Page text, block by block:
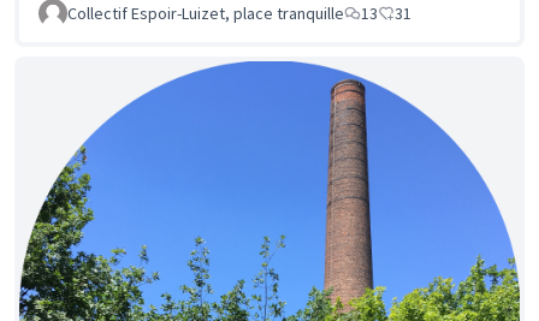
Collectif Espoir-Luizet, place tranquille 13 31